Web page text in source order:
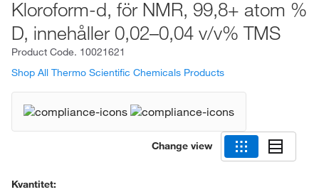
Kloroform-d, för NMR, 99,8+ atom %
D, innehåller 0,02–0,04 v/v% TMS
Product Code. 10021621
Shop All Thermo Scientific Chemicals Products
Change view
Kvantitet: